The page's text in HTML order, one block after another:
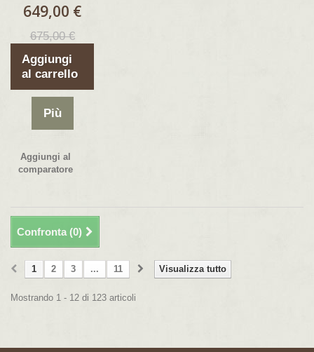
649,00 €
675,00 €
Aggiungi
al carrello
Più
Aggiungi al
comparatore
Confronta (0)
Visualizza tutto
1 2 3 ... 11
Mostrando 1 - 12 di 123 articoli